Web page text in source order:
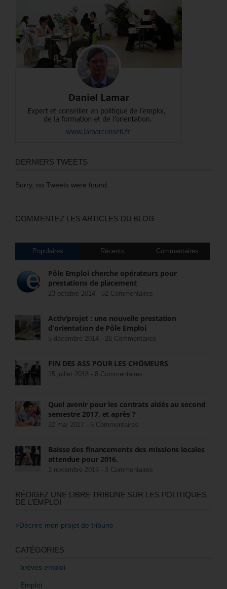
DERNIERS TWEETS
Sorry, no Tweets were found.
COMMENTEZ LES ARTICLES DU BLOG
Populaires Récents Commentaires
Pôle Emploi cherche opérateurs pour
prestations de placement
23 octobre 2014 - 52 Commentaires
Activ’projet : une nouvelle prestation
d’orientation de Pôle Emploi
5 décembre 2014 - 26 Commentaires
FIN DES ASS POUR LES CHÔMEURS
15 juillet 2018 - 8 Commentaires
Quel avenir pour les contrats aidés au second
semestre 2017, et après ?
22 mai 2017 - 5 Commentaires
Baisse des financements des missions locales
attendue pour 2016.
3 novembre 2015 - 3 Commentaires
RÉDIGEZ UNE LIBRE TRIBUNE SUR LES POLITIQUES
DE L’EMPLOI
>Décrire mon projet de tribune
CATÉGORIES
brèves emploi
Emploi